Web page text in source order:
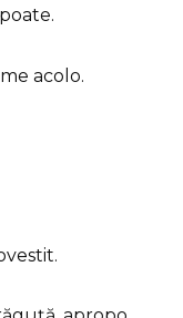
acolo.